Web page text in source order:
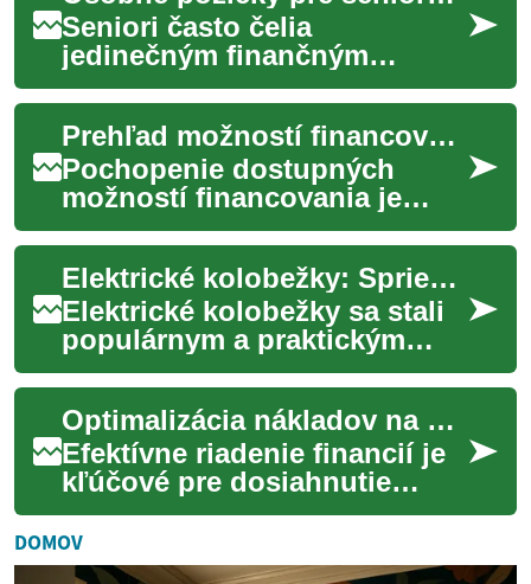
Seniori často čelia
jedinečným finančným
výzvam v dôchodkovom
veku. Či už ide o nečakané
výdavky na zdravotnú
starost...
Prehľad možností financovania s priaznivými sadzbami
Pochopenie dostupných
možností financovania je
kľúčové pre jednotlivcov aj
podniky, ktorí hľadajú
finančnú stabilitu ...
Elektrické kolobežky: Sprievodca financovaním a možnosťami platby
Elektrické kolobežky sa stali
populárnym a praktickým
spôsobom dopravy v
mestách po celom svete. Ich
rastúca obľuba v...
Optimalizácia nákladov na vaše finančné záväzky
Efektívne riadenie financií je
kľúčové pre dosiahnutie
stability a splnenie osobných
cieľov. V neustále sa
meniacom e...
DOMOV